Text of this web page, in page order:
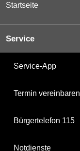
Service
Service-App
Termin vereinbaren
Bürgertelefon 115
Notdienste